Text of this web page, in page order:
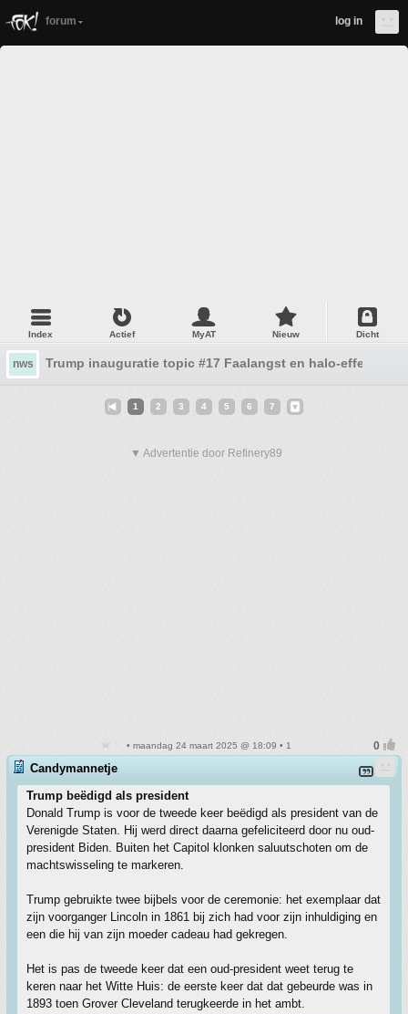
forum log in
Index Actief MyAT Nieuw Dicht
nws Trump inauguratie topic #17 Faalangst en halo-effect.
1 2 3 4 5 6 7
▼ Advertentie door Refinery89
• maandag 24 maart 2025 @ 18:09 • 1
Candymannetje
Trump beëdigd als president
Donald Trump is voor de tweede keer beëdigd als president van de
Verenigde Staten. Hij werd direct daarna gefeliciteerd door nu oud-
president Biden. Buiten het Capitol klonken saluutschoten om de
machtswisseling te markeren.
Trump gebruikte twee bijbels voor de ceremonie: het exemplaar dat
zijn voorganger Lincoln in 1861 bij zich had voor zijn inhuldiging en
een die hij van zijn moeder cadeau had gekregen.
Het is pas de tweede keer dat een oud-president weet terug te
keren naar het Witte Huis: de eerste keer dat dat gebeurde was in
1893 toen Grover Cleveland terugkeerde in het ambt.